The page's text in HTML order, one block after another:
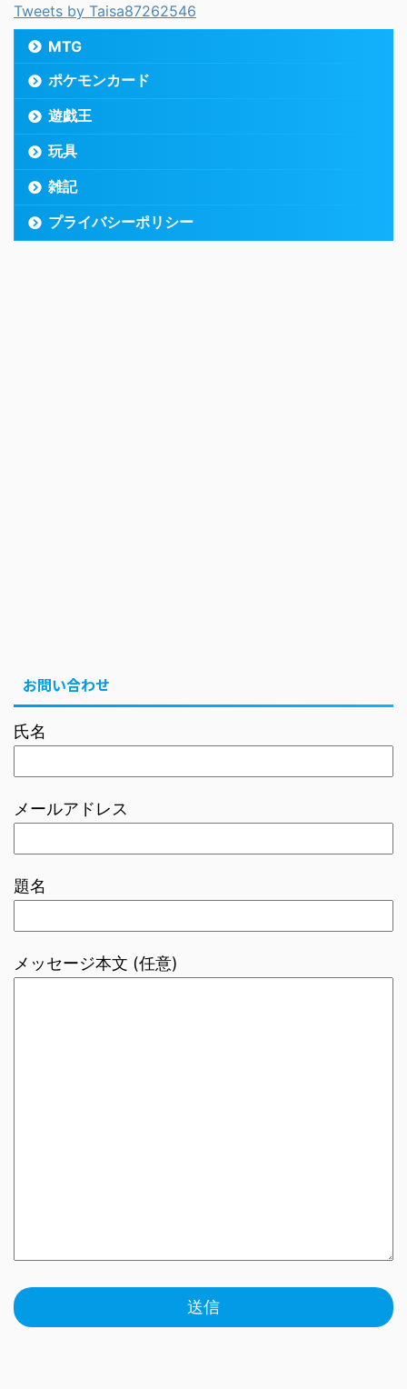
Tweets by Taisa87262546
MTG
ポケモンカード
遊戯王
玩具
雑記
プライバシーポリシー
お問い合わせ
氏名
メールアドレス
題名
メッセージ本文 (任意)